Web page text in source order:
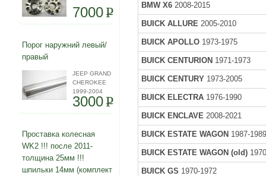
7000P
Порог наружний левый/
правый
JEEP GRAND
CHEROKEE
1999-2004
3000P
Проставка колесная
WK2 !!! после 2011-
толщина 25мм !!!
шпильки 14мм (комплект
BMW X6 2008-2015
BUICK ALLURE 2005-2010
BUICK APOLLO 1973-1975
BUICK CENTURION 1971-1973
BUICK CENTURY 1973-2005
BUICK ELECTRA 1976-1990
BUICK ENCLAVE2008-2021
BUICK ESTATE WAGON 1987-
BUICK ESTATE WAGON (old)
BUICK GS 1970-1972